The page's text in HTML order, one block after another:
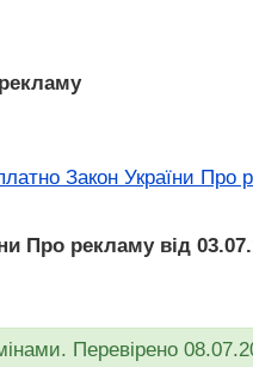
Закон України
Про рекламу вiд
Перевірено